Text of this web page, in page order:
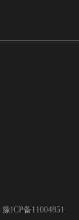
豫ICP备11004851